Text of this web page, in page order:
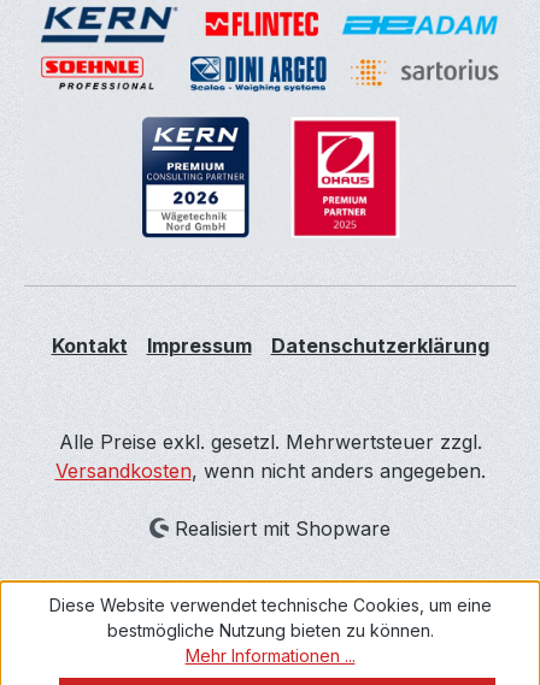
Kontakt Impressum Datenschutzerklärung
Alle Preise exkl. gesetzl. Mehrwertsteuer zzgl.
Versandkosten, wenn nicht anders angegeben.
Realisiert mit Shopware
Diese Website verwendet technische Cookies, um eine
bestmögliche Nutzung bieten zu können.
Mehr Informationen ...